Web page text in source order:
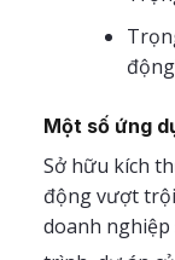
Một số ứng
Sở hữu kích
động vượt
doanh